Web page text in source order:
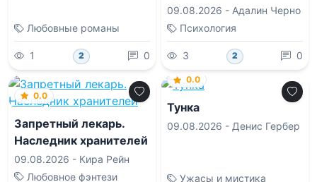
Любовные романы
1 2 0
09.08.2026 - Адалин Черно
Психология
3 2 0
0.0
Запретный лекарь.
Наследник хранителей
09.08.2026 - Кира Рейн
Любовное фэнтези
0.0
Тунка
09.08.2026 - Денис Гербер
Ужасы и мистика